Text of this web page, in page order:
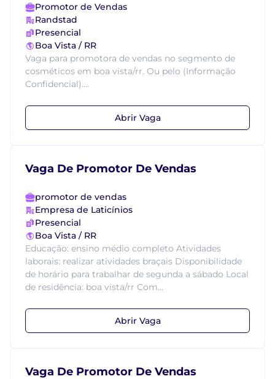
Promotor de Vendas
Randstad
Presencial
Boa Vista / RR
Vaga para promotora de vendas no segmento de
cosméticos em boa vista/rr. Ou pelo (Informação
Confidencial)....
Abrir Vaga
Vaga De Promotor De Vendas
promotor de vendas
Empresa de Laticínios
Presencial
Boa Vista / RR
Educação: ensino médio completo Atividades
laborais: realizar atividades braçais Disponibilidade
de horário para trabalhar de segunda a sábado Local
de residência: boa vista/rr Com...
Abrir Vaga
Vaga De Promotor De Vendas